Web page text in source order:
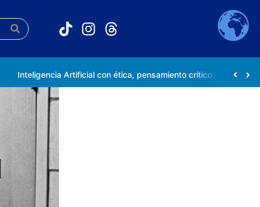
Inteligencia Artificial con ética, pensamiento crítico y compromiso social